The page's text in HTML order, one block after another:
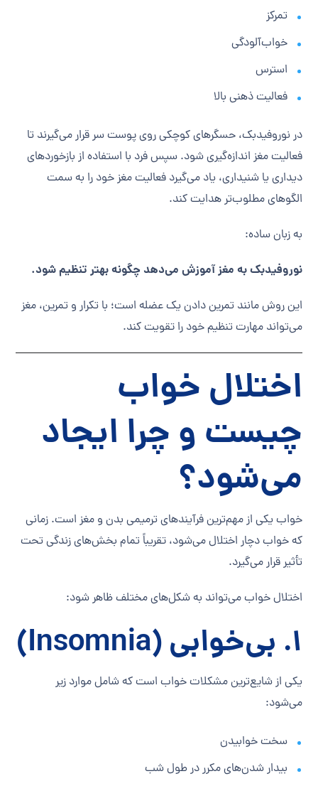
تمرکز
خواب‌آلودگی
استرس
فعالیت ذهنی بالا
در نوروفیدبک، حسگرهای کوچکی روی پوست سر قرار می‌گیرند تا
فعالیت مغز اندازه‌گیری شود. سپس فرد با استفاده از بازخوردهای
دیداری یا شنیداری، یاد می‌گیرد فعالیت مغز خود را به سمت
الگوهای مطلوب‌تر هدایت کند.
به زبان ساده:
نوروفیدبک به مغز آموزش می‌دهد چگونه بهتر تنظیم شود.
این روش مانند تمرین دادن یک عضله است؛ با تکرار و تمرین، مغز
می‌تواند مهارت تنظیم خود را تقویت کند.
اختلال خواب
چیست و چرا ایجاد
می‌شود؟
خواب یکی از مهم‌ترین فرآیندهای ترمیمی بدن و مغز است. زمانی
که خواب دچار اختلال می‌شود، تقریباً تمام بخش‌های زندگی تحت
تأثیر قرار می‌گیرد.
اختلال خواب می‌تواند به شکل‌های مختلف ظاهر شود:
۱. بی‌خوابی (Insomnia)
یکی از شایع‌ترین مشکلات خواب است که شامل موارد زیر
می‌شود:
سخت خوابیدن
بیدار شدن‌های مکرر در طول شب